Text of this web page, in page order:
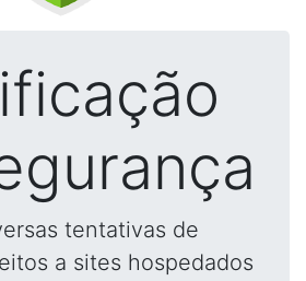
tentativas de
a sites hospedados